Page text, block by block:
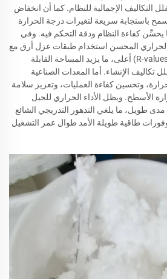
التكاليف الإجمالية للنظام. كما أن انخفاض
يسمح باستجابة سريعة لتغيرات درجة الحرارة
يحسِّن كفاءة النظام ودقة التحكم فيه. وفي
الحراري المحسن استخدام طبقات عزل أرق مع
تحقيق قيم مقاومة حرارية (R-values) أعلى، ما يزيد المساحة القابلة
تكاليف الإنشاء. أما المعدات الصناعية
وتحسين كفاءة العمليات، وتعزيز سلامة
الأسطح. ويظل الأداء الحراري للجيل
طويل، ما يلغي التدهور التدريجي الشائع
طاقية طويلة الأمد طوال عمر التشغيل